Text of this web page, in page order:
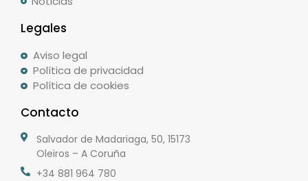
Legales
Aviso legal
Política de privacidad
Política de cookies
Contacto
Salvador de Madariaga, 50, 15173
Oleiros – A Coruña
+34 881 964 780